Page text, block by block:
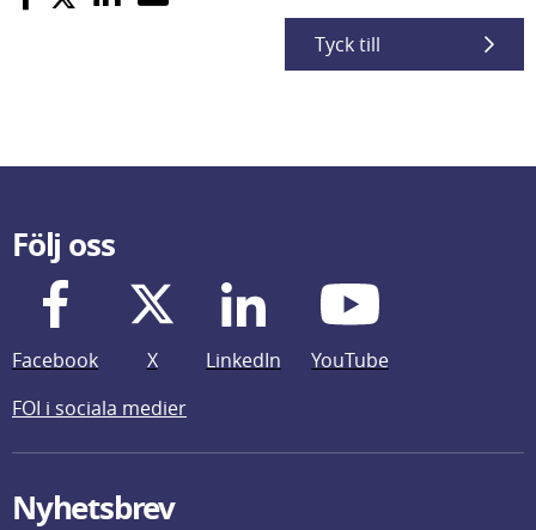
Tyck till
Följ oss
Facebook X LinkedIn
YouTube
FOI i sociala medier
Nyhetsbrev